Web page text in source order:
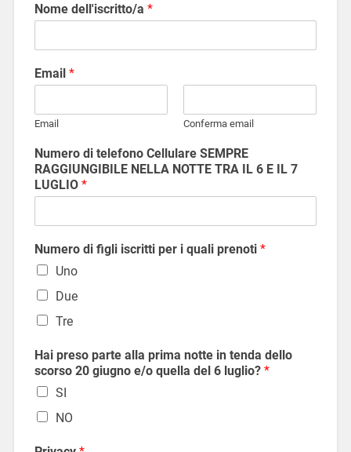
Nome dell'iscritto/a *
Email *
Email Conferma email
Numero di telefono Cellulare SEMPRE
RAGGIUNGIBILE NELLA NOTTE TRA IL 6 E IL 7
LUGLIO *
Numero di figli iscritti per i quali prenoti *
Uno
Due
Tre
Hai preso parte alla prima notte in tenda dello
scorso 20 giugno e/o quella del 6 luglio? *
SI
NO